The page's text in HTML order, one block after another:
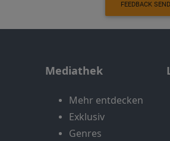
FEEDBACK
Mediathek
Mehr entdecken
Exklusiv
Genres